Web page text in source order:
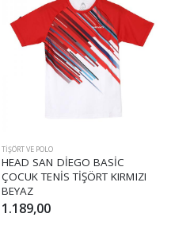
TIŞÖRT VE POLO
HEAD SAN DİEGO BASİC
ÇOCUK TENİS TİŞÖRT KIRMIZI
BEYAZ
1.189,00